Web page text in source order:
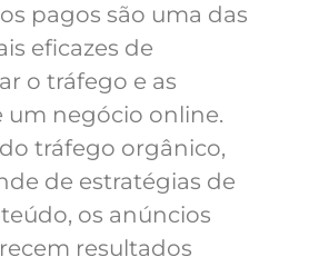
pagos são uma das
eficazes de
o tráfego e as
um negócio online.
tráfego orgânico,
de estratégias de
os anúncios
resultados